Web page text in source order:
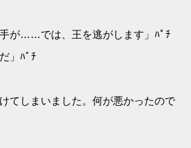
が……では、王を逃がします」ﾊﾟﾁ
」ﾊﾟﾁ
てしまいました。何が悪かったので